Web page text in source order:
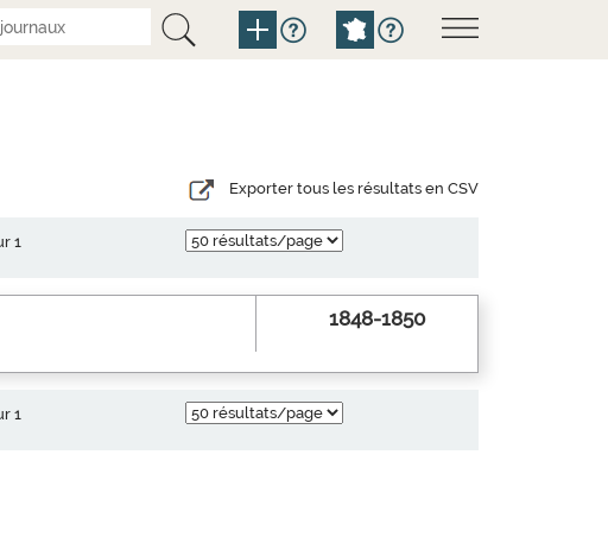
Exporter tous les résultats en CSV
1
1848-1850
1